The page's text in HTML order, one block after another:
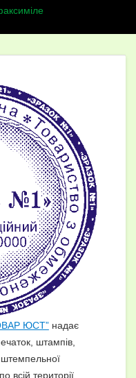
ЮСТ”надає
штампів,
всій території